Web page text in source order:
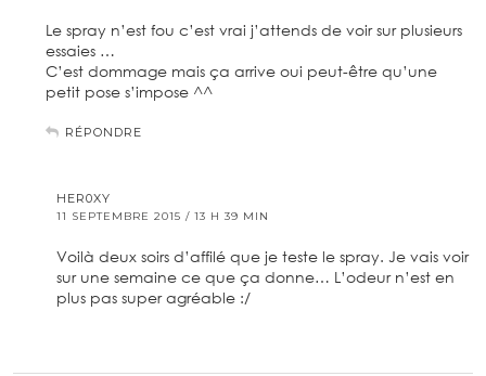
Le spray n’est fou c’est vrai j’attends de voir sur plusieurs
essaies …
C’est dommage mais ça arrive oui peut-être qu’une
petit pose s’impose ^^
RÉPONDRE
HER0XY
11 SEPTEMBRE 2015 / 13 H 39 MIN
Voilà deux soirs d’affilé que je teste le spray. Je vais voir
sur une semaine ce que ça donne… L’odeur n’est en
plus pas super agréable :/